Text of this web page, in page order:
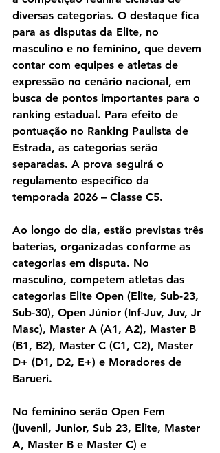
diversas categorias. O destaque fica
para as disputas da Elite, no
masculino e no feminino, que devem
contar com equipes e atletas de
expressão no cenário nacional, em
busca de pontos importantes para o
ranking estadual. Para efeito de
pontuação no Ranking Paulista de
Estrada, as categorias serão
separadas. A prova seguirá o
regulamento específico da
temporada 2026 – Classe C5.
Ao longo do dia, estão previstas três
baterias, organizadas conforme as
categorias em disputa. No
masculino, competem atletas das
categorias Elite Open (Elite, Sub-23,
Sub-30), Open Júnior (Inf-Juv, Juv, Jr
Masc), Master A (A1, A2), Master B
(B1, B2), Master C (C1, C2), Master
D+ (D1, D2, E+) e Moradores de
Barueri.
No feminino serão Open Fem
(juvenil, Junior, Sub 23, Elite, Master
A, Master B e Master C) e